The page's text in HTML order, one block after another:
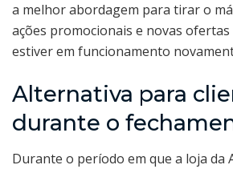
a melhor abordagem para tirar o
ações promocionais e novas ofertas
estiver em funcionamento
Alternativa para
durante o
Durante o período em que a loja da